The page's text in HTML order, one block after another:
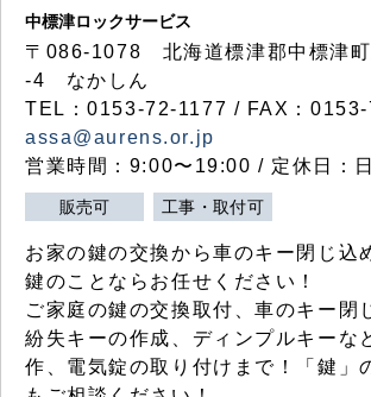
中標津ロックサービス
〒086-1078 北海道標津郡中標津町
-4 なかしん
TEL：0153-72-1177 / FAX：
assa@aurens.or.jp
営業時間：9:00〜19:00 / 定休日：
販売可 工事・取付可
お家の鍵の交換から車のキー閉じ込
鍵のことならお任せください！
ご家庭の鍵の交換取付、車のキー閉
紛失キーの作成、ディンプルキーな
作、電気錠の取り付けまで！「鍵」